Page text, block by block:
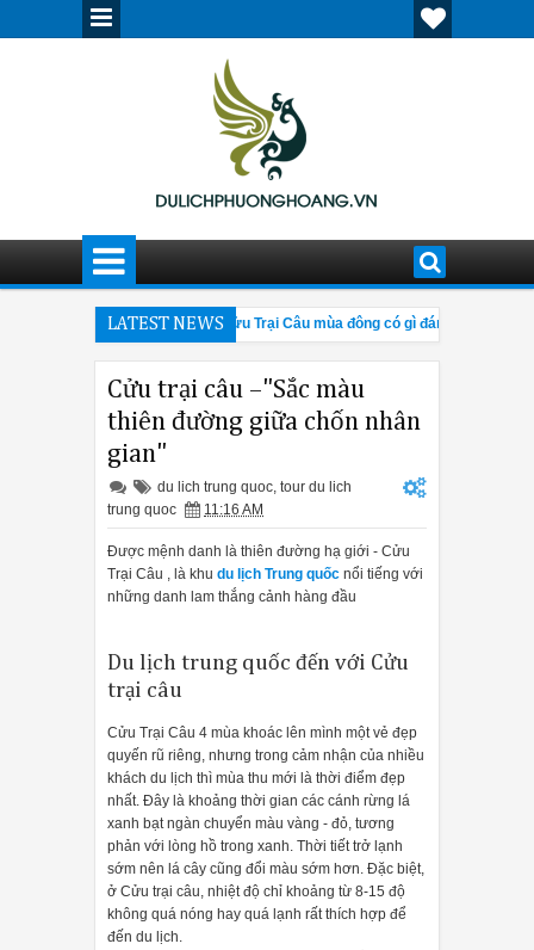
LATEST NEWS
ấn tượng, nổi bật 3:42 PM Cửu Trại Câu mùa đông có gì đáng đến?
Cửu trại câu –"Sắc màu
thiên đường giữa chốn nhân
gian"
du lich trung quoc, tour du lich
trung quoc
11:16 AM
Được mệnh danh là thiên đường hạ giới - Cửu
Trại Câu , là khu du lịch Trung quốc nổi tiếng với
những danh lam thắng cảnh hàng đầu
Du lịch trung quốc đến với Cửu
trại câu
Cửu Trại Câu 4 mùa khoác lên mình một vẻ đẹp
quyến rũ riêng, nhưng trong cảm nhận của nhiều
khách du lịch thì mùa thu mới là thời điểm đẹp
nhất. Đây là khoảng thời gian các cánh rừng lá
xanh bạt ngàn chuyển màu vàng - đỏ, tương
phản với lòng hồ trong xanh. Thời tiết trở lạnh
sớm nên lá cây cũng đổi màu sớm hơn. Đặc biệt,
ở Cửu trại câu, nhiệt độ chỉ khoảng từ 8-15 độ
không quá nóng hay quá lạnh rất thích hợp để
đến du lịch.